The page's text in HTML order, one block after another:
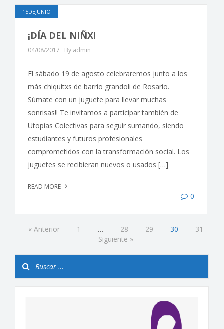
15DEJUNIO
¡DÍA DEL NIÑX!
04/08/2017 By admin
El sábado 19 de agosto celebraremos junto a los
más chiquitxs de barrio grandoli de Rosario.
Súmate con un juguete para llevar muchas
sonrisas!! Te invitamos a participar también de
Utopías Colectivas para seguir sumando, siendo
estudiantes y futuros profesionales
comprometidos con la transformación social. Los
juguetes se recibieran nuevos o usados […]
READ MORE
0
« Anterior 1 … 28 29 30
31
Siguiente »